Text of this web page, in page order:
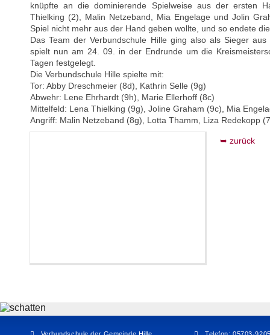
knüpfte an die dominierende Spielweise aus der ersten
Thielking (2), Malin Netzeband, Mia Engelage und Jolin
Spiel nicht mehr aus der Hand geben wollte, und so endete
Das Team der Verbundschule Hille ging also als Sieger
spielt nun am 24. 09. in der Endrunde um die
Tagen festgelegt.
Die Verbundschule Hille spielte mit:
Tor: Abby Dreschmeier (8d), Kathrin Selle (9g)
Abwehr: Lene Ehrhardt (9h), Marie Ellerhoff (8c)
Mittelfeld: Lena Thielking (9g), Joline Graham (9c), Mia
Angriff: Malin Netzeband (8g), Lotta Thamm, Liza Redekopp
zurück